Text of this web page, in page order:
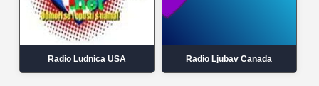
Radio Ludnica USA Radio Ljubav Canada